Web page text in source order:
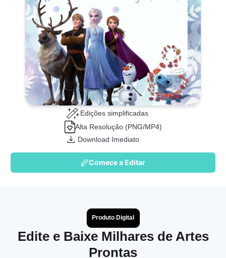
Edições simplificadas
Alta Resolução (PNG/MP4)
Download Imediato
Comece a Editar
Produto Digital
Edite e Baixe Milhares de Artes
Prontas